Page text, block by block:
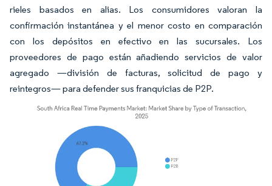
rieles basados en alias. Los consumidores valoran la
confirmación instantánea y el menor costo en comparación
con los depósitos en efectivo en las sucursales. Los
proveedores de pago están añadiendo servicios de valor
agregado —división de facturas, solicitud de pago y
reintegros— para defender sus franquicias de P2P.